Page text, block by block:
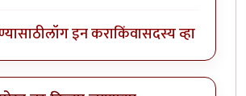
लॉग इन कराकिंवासदस्य व्हा